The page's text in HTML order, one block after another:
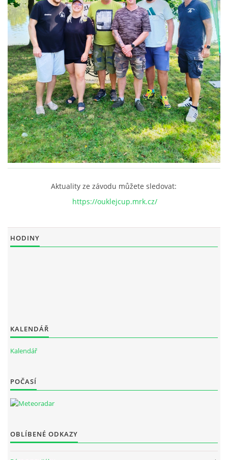
OUKLEJ CUP VESELÁ 2025
ARCHIV
ARCHIV 2019
PF´
Aktuality ze závodu můžete sledovat:
https://ouklejcup.mrk.cz/
HODINY
KALENDÁŘ
Kalendář
POČASÍ
OBLÍBENÉ ODKAZY